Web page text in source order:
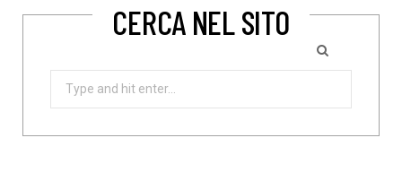
CERCA NEL SITO
Search